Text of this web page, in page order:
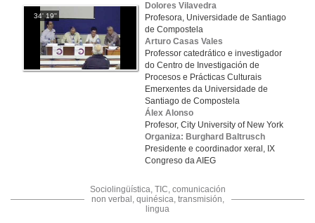
34' 19''
Dolores Vilavedra
Profesora, Universidade de Santiago
de Compostela
Arturo Casas Vales
Professor catedrático e investigador
do Centro de Investigación de
Procesos e Prácticas Culturais
Emerxentes da Universidade de
Santiago de Compostela
Álex Alonso
Profesor, City University of New York
Organiza: Burghard Baltrusch
Presidente e coordinador xeral, IX
Congreso da AIEG
Sociolingüística, TIC, comunicación
non verbal, quinésica, transmisión,
lingua